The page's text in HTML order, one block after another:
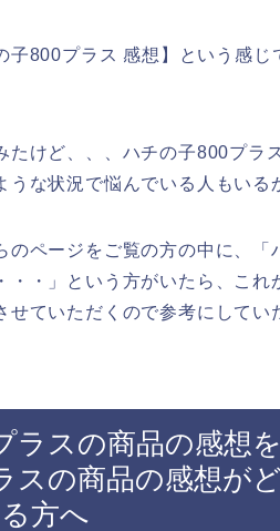
子800プラス 感想】という感
たけど、、、ハチの子800プラ
うな状況で悩んでいる人もいる
のページをご覧の方の中に、
・・」という方がいたら、こ
せていただくので参考にしてい
ラスの商品の感想
スの商品の感想が
方へ